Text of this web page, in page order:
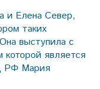
и Елена Север,
таких
выступила с
которой является
РФ Мария